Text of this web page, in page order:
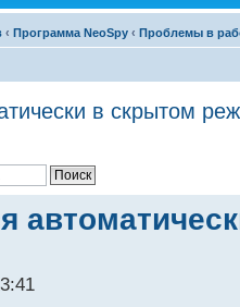
‹ Программа NeoSpy ‹ Проблемы в
в скрытом